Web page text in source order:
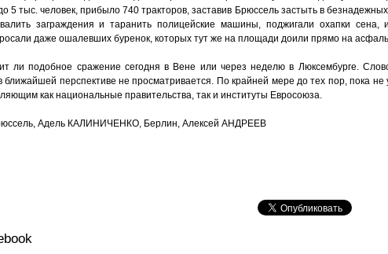
5 тыс. человек, прибыло 740 тракторов, заставив Брюссель застыть в
заграждения и таранить полицейские машины, поджигали охапки сена,
даже ошалевших буренок, которых тут же на площади доили прямо на
ли подобное сражение сегодня в Вене или через неделю в Люксембурге.
ближайшей перспективе не просматривается. По крайней мере до тех пор, пока не
как национальные правительства, так и институты Евросоюза.
Адель КАЛИНИЧЕНКО, Берлин, Алексей АНДРЕЕВ